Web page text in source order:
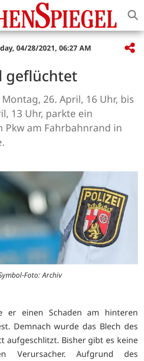
04/28/2021, 06:27 AM
geflüchtet
26. April, 16 Uhr, bis
13 Uhr, parkte ein
Pkw am Fahrbahnrand in
Foto: Archiv
er einen Schaden am hinteren
Demnach wurde das Blech des
aufgeschlitzt. Bisher gibt es keine
Verursacher. Aufgrund des